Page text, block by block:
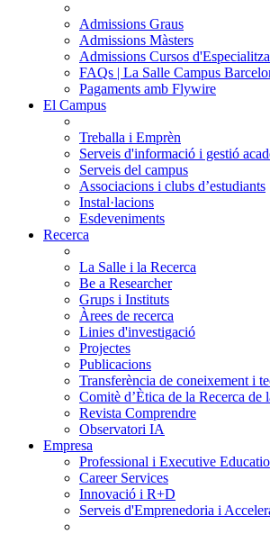
Admissions Graus
Admissions Màsters
Admissions Cursos
FAQs | La Salle Campus
Pagaments amb Flywire
El Campus
Treballa i Emprèn
Serveis d'informació i gestió
Serveis del campus
Associacions i clubs d’estudiants
Instal·lacions
Esdeveniments
Recerca
La Salle i la Recerca
Be a Researcher
Grups i Instituts
Àrees de recerca
Linies d'investigació
Projectes
Publicacions
Transferència de coneixement i
Comitè d’Ètica de la Recerca de
Revista Comprendre
Observatori IA
Empresa
Professional i Executive
Career Services
Innovació i R+D
Serveis d'Emprenedoria i